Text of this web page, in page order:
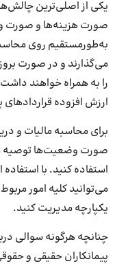
یکی از اصلی‌ترین
صورت هزینه‌ها و صورت
به‌طورمستقیم روی
می‌گذارند و در صورت
را به همراه خواهند
ارزش افزوده
برای محاسبه مالیات و
صورت وضعیت‌ها توصیه
استفاده کنید. با استفاده
می‌توانید کلیه امور
یکپارچه مدیریت کنید.
چنانچه هرگونه سوالی
پیمانکاران حقیقی و